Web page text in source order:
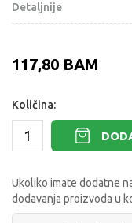
Detaljnije
117,80 BAM
Količina:
Ukoliko imate dodatne
dodavanja proizvoda u